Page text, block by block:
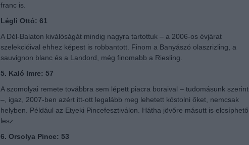
franc is.
Légli Ottó: 61
A Dél-Balaton kiválóságát mindig nagyra tartottuk – a 2006-os évjárat
szelekcióival ehhez képest is robbantott. Finom a Banyászó olaszrizling, a
sauvignon blanc és a Landord, még finomabb a Riesling.
5. Kaló Imre: 57
A szomolyai remete továbbra sem lépett piacra boraival – tudomásunk szerint
–, igaz, 2007-ben azért itt-ott legalább meg lehetett kóstolni őket, nemcsak
helyben. Például az Etyeki Pincefesztiválon. Hátha jövőre másutt is elcsíphető
lesz.
6. Orsolya Pince: 53